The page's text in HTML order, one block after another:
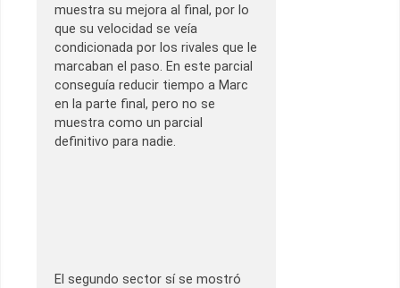
muestra su mejora al final, por lo
que su velocidad se veía
condicionada por los rivales que le
marcaban el paso. En este parcial
conseguía reducir tiempo a Marc
en la parte final, pero no se
muestra como un parcial
definitivo para nadie.
El segundo sector sí se mostró